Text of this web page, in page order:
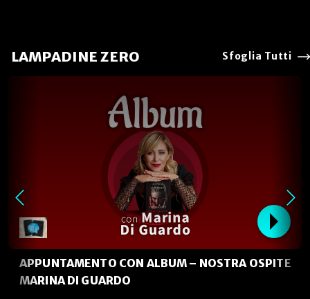
LAMPADINE ZERO Sfoglia Tutti
APPUNTAMENTO CON ALBUM – NOSTRA OSPITE
MARINA DI GUARDO